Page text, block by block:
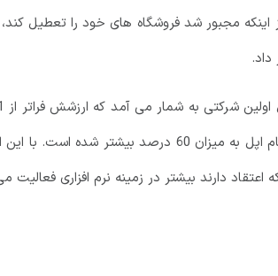
مجبور شد فروشگاه های خود را تعطیل
آغاز سال جاری میلادی تا کنون، ارزش سهام اپل به میزان 60
اعتقاد دارند بیشتر در زمینه نرم افزاری فعالیت